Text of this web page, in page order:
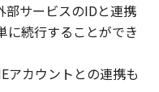
サービスのIDと連携
に続行することができ
アカウントとの連携も